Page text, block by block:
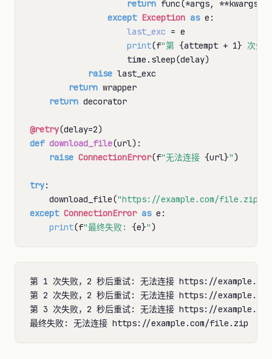
return func(*args, **kwargs)
except Exception as e:
last_exc = e
print(f"第 {attempt + 1} 次失
                    time.sleep(delay)
raise last_exc
return wrapper
return decorator
@retry(delay=
def download_file(url):
raise ConnectionError(f"无法连接 {url}")
try:
    download_file(
"https://example.com/file.zip"
except ConnectionError as e:
print(f"最终失败: {e}"
第 1 次失败，2 秒后重试: 无法连接 https://
第 2 次失败，2 秒后重试: 无法连接 https://
第 3 次失败，2 秒后重试: 无法连接 https://